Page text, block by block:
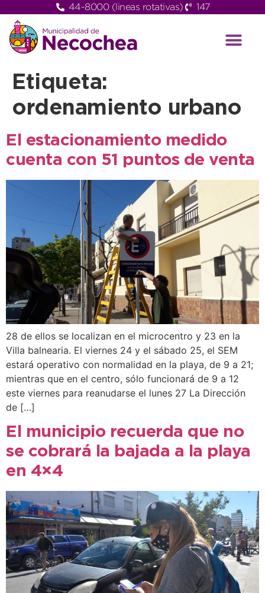
44-8000 (lineas rotativas) 147
Etiqueta:
ordenamiento urbano
El estacionamiento medido
cuenta con 51 puntos de venta
28 de ellos se localizan en el microcentro y 23 en la
Villa balnearia. El viernes 24 y el sábado 25, el SEM
estará operativo con normalidad en la playa, de 9 a 21;
mientras que en el centro, sólo funcionará de 9 a 12
este viernes para reanudarse el lunes 27 La Dirección
de […]
El municipio recuerda que no
se cobrará la bajada a la playa
en 4×4